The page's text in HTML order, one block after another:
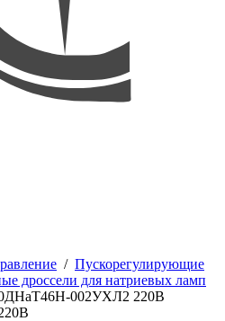
/ Пускорегулирующие
дроссели для натриевых ламп
002УХЛ2 220В